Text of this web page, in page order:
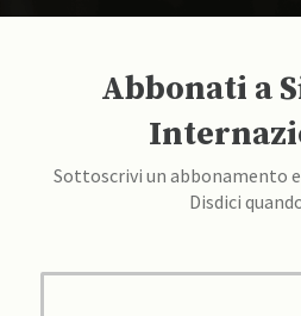
Abbonati a
Sottoscrivi un abbonamento
Disdici